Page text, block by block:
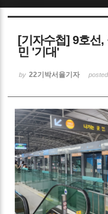
[기자수첩] 9호선,
민 '기대'
by 22기박서율기자 posted